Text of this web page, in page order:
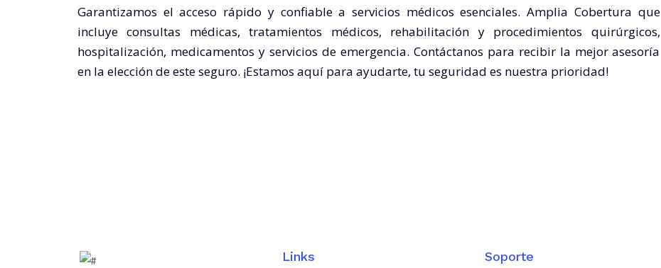
Garantizamos el acceso rápido y confiable a servicios médicos esenciales. Amplia Cobertura que
incluye consultas médicas, tratamientos médicos, rehabilitación y procedimientos quirúrgicos,
hospitalización, medicamentos y servicios de emergencia. Contáctanos para recibir la mejor asesoría
en la elección de este seguro. ¡Estamos aquí para ayudarte, tu seguridad es nuestra prioridad!
Links Soporte